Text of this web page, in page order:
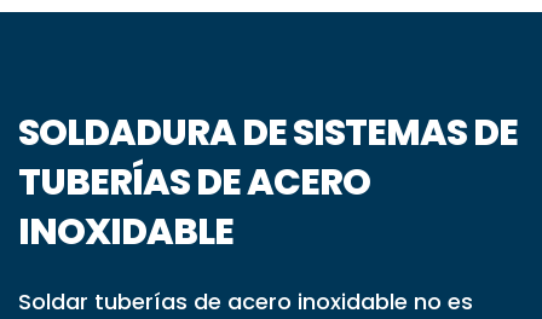
SOLDADURA DE SISTEMAS DE
TUBERÍAS DE ACERO
INOXIDABLE
Soldar tuberías de acero inoxidable no es